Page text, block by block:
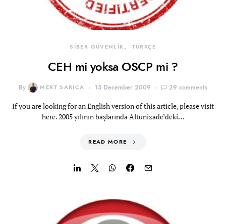
SİBER GÜVENLİK TÜRKÇE
CEH mi yoksa OSCP mi ?
By MERT SARICA 15 December 2009 29 comments
If you are looking for an English version of this article, please visit
here. 2005 yılının başlarında Altunizade’deki…
READ MORE